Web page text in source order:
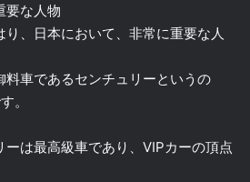
要な人物
り、日本において、非常に重要な人
料車であるセンチュリーというの
。
ーは最高級車であり、VIPカーの頂点